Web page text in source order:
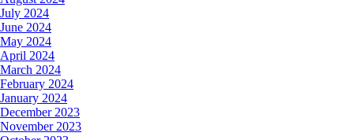
July 2024
June 2024
May 2024
April 2024
March 2024
February 2024
January 2024
December 2023
November 2023